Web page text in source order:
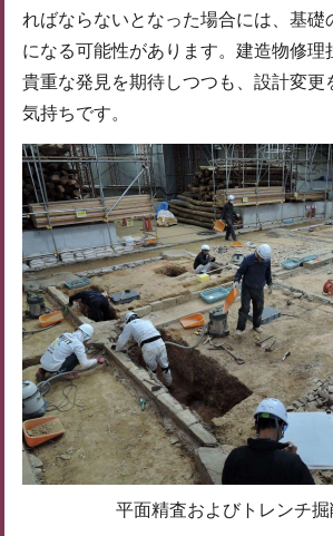
ればならないとなった場合には、基礎
になる可能性があります。建造物修理
貴重な発見を期待しつつも、設計変更
気持ちです。
平面精査およびトレンチ掘